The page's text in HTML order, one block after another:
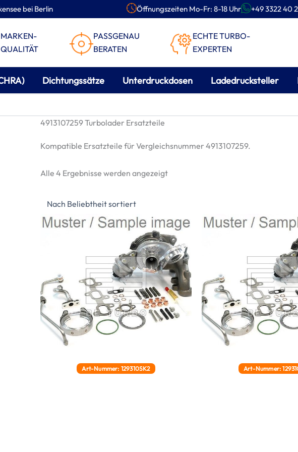
bei Berlin Öffnungszeiten Mo-Fr: 8-18 Uhr +49 3322 40
MARKEN-
QUALITÄT
PASSGENAU
BERATEN
ECHTE TURBO-
EXPERTEN
Dichtungssätze Unterdruckdosen Ladedrucksteller
4913107259 Turbolader Ersatzteile
Kompatible Ersatzteile für Vergleichsnummer 4913107259.
Alle 4 Ergebnisse werden angezeigtNach
Art-Nummer: 129310SK2 Art-Nummer: